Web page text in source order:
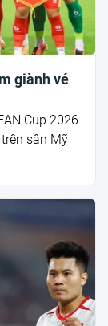
giành vé
Cup 2026
sân Mỹ